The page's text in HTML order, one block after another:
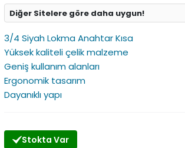
Diğer Sitelere göre daha uygun!
3/4 Siyah Lokma Anahtar Kısa
Yüksek kaliteli çelik malzeme
Geniş kullanım alanları
Ergonomik tasarım
Dayanıklı yapı
Stokta Var